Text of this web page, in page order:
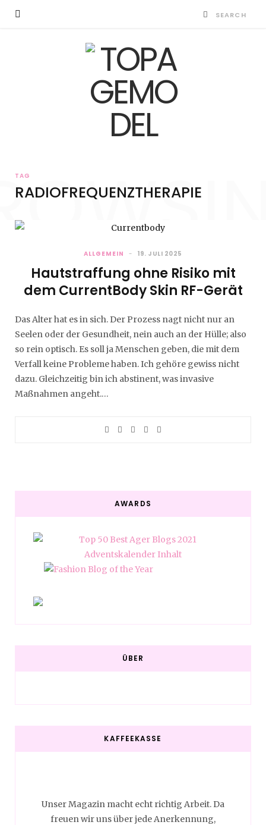
TAG
RADIOFREQUENZTHERAPIE
ALLGEMEIN 19. JULI 2025
Hautstraffung ohne Risiko mit
dem CurrentBody Skin RF-Gerät
Das Alter hat es in sich. Der Prozess nagt nicht nur an
Seelen oder der Gesundheit, nein auch an der Hülle; also
so rein optisch. Es soll ja Menschen geben, die mit dem
Verfall keine Probleme haben. Ich gehöre gewiss nicht
dazu. Gleichzeitig bin ich abstinent, was invasive
Maßnahmen angeht.…
AWARDS
ÜBER
KAFFEEKASSE
Unser Magazin macht echt richtig Arbeit. Da
freuen wir uns über jede Anerkennung,